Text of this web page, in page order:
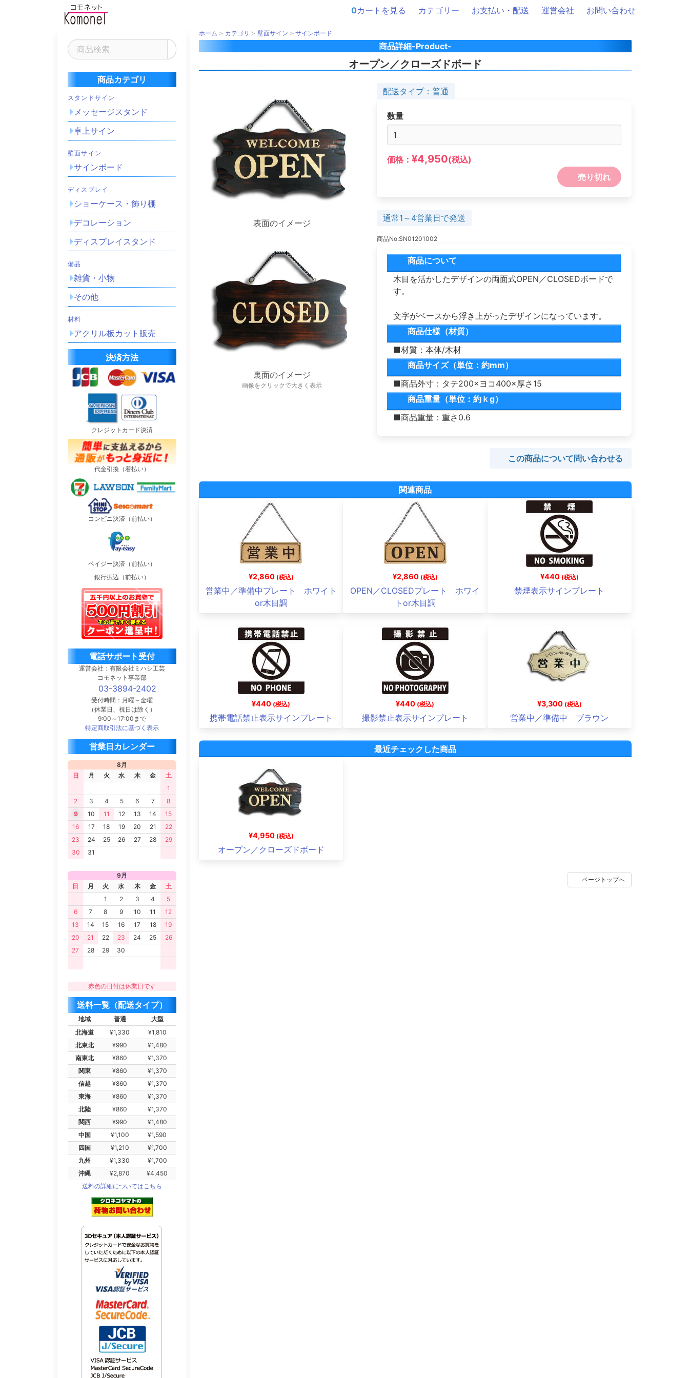
0カートを見る カテゴリー お支払い・配送 運営会社 お問い合わせ
商品カテゴリ
スタンドサイン
メッセージスタンド
卓上サイン
壁面サイン
サインボード
ディスプレイ
ショーケース・飾り棚
デコレーション
ディスプレイスタンド
備品
雑貨・小物
その他
材料
アクリル板カット販売
決済方法
クレジットカード決済
代金引換（着払い）
コンビニ決済（前払い）
ペイジー決済（前払い）
銀行振込（前払い）
電話サポート受付
運営会社：有限会社ミハシ工芸
コモネット事業部
03-3894-2402
受付時間：月曜～金曜
（休業日、祝日は除く）
9:00～17:00まで
特定商取引法に基づく表示
営業日カレンダー
8月
日
月 火 水 木 金
土
1
2
3 4 5 6 7
8
9
10 11 12 13 14
15
16
17 18 19 20 21
22
23
24 25 26 27 28
29
30
31
9月
日
月 火 水 木 金
土
1
2 3 4
5
6
7 8 9 10 11
12
13
14 15 16 17 18
19
20
21 22 23 24 25
26
27
28 29 30
赤色の日付は休業日です
送料一覧（配送タイプ）
地域 普通
大型
北海道
¥1,330
¥1,810
北東北
¥990
¥1,480
南東北
¥860
¥1,370
関東
¥860
¥1,370
信越
¥860
¥1,370
東海
¥860
¥1,370
北陸
¥860
¥1,370
関西
¥990
¥1,480
中国
¥1,100
¥1,590
四国
¥1,210
¥1,700
九州
¥1,330
¥1,700
沖縄
¥2,870
¥4,450
送料の詳細についてはこちら
ホーム カテゴリ 壁面サイン サインボード
商品詳細-Product-
オープン／クローズドボード
表面のイメージ
裏面のイメージ
画像をクリックで大きく表示
配送タイプ：普通
数量
価格： ¥4,950(税込)
売り切れ
通常1～4営業日で発送
商品No.SN01201002
商品について
木目を活かしたデザインの両面式OPEN／CLOSEDボードで
す。
文字がベースから浮き上がったデザインになっています。
商品仕様（材質）
■材質：本体/木材
商品サイズ（単位：約mm）
■商品外寸：タテ200×ヨコ400×厚さ15
商品重量（単位：約ｋg）
■商品重量：重さ0.6
この商品について問い合わせる
関連商品
¥2,860 (税込)
営業中／準備中プレート ホワイト
or木目調
¥2,860 (税込)
OPEN／CLOSEDプレート ホワイ
トor木目調
¥440 (税込)
禁煙表示サインプレート
¥440 (税込)
携帯電話禁止表示サインプレート
¥440 (税込)
撮影禁止表示サインプレート
¥3,300 (税込)
営業中／準備中 ブラウン
最近チェックした商品
¥4,950 (税込)
オープン／クローズドボード
ページトップへ